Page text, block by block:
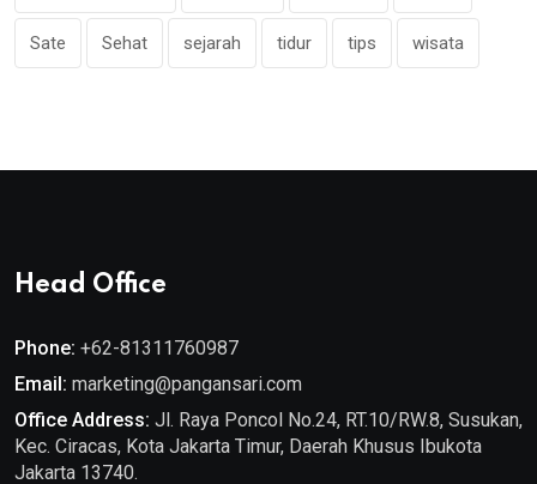
Sate Sehat sejarah tidur tips wisata
Head Office
Phone: +62-81311760987
Email: marketing@pangansari.com
Office Address: Jl. Raya Poncol No.24, RT.10/RW.8, Susukan,
Kec. Ciracas, Kota Jakarta Timur, Daerah Khusus Ibukota
Jakarta 13740.